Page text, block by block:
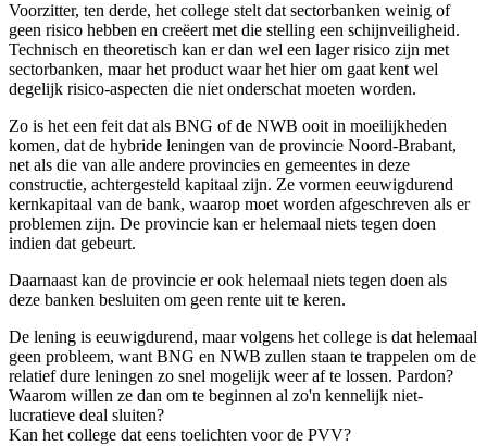
Voorzitter, ten derde, het college stelt dat sectorbanken weinig of
geen risico hebben en creëert met die stelling een schijnveiligheid.
Technisch en theoretisch kan er dan wel een lager risico zijn met
sectorbanken, maar het product waar het hier om gaat kent wel
degelijk risico-aspecten die niet onderschat moeten worden.
Zo is het een feit dat als BNG of de NWB ooit in moeilijkheden
komen, dat de hybride leningen van de provincie Noord-Brabant,
net als die van alle andere provincies en gemeentes in deze
constructie, achtergesteld kapitaal zijn. Ze vormen eeuwigdurend
kernkapitaal van de bank, waarop moet worden afgeschreven als er
problemen zijn. De provincie kan er helemaal niets tegen doen
indien dat gebeurt.
Daarnaast kan de provincie er ook helemaal niets tegen doen als
deze banken besluiten om geen rente uit te keren.
De lening is eeuwigdurend, maar volgens het college is dat helemaal
geen probleem, want BNG en NWB zullen staan te trappelen om de
relatief dure leningen zo snel mogelijk weer af te lossen. Pardon?
Waarom willen ze dan om te beginnen al zo'n kennelijk niet-
lucratieve deal sluiten?
Kan het college dat eens toelichten voor de PVV?